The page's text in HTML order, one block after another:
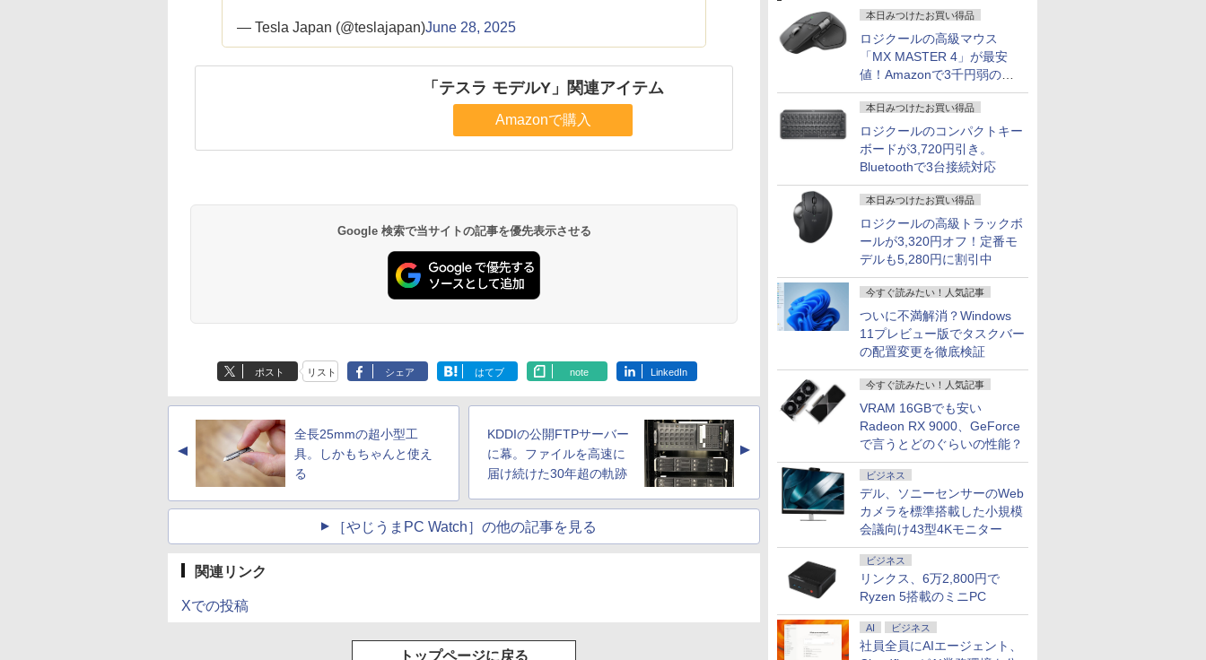
本日みつけたお買い得品
ロジクールの高級マウス
「MX MASTER 4」が最安
値！Amazonで3千円弱の割
引
本日みつけたお買い得品
ロジクールのコンパクトキー
ボードが3,720円引き。
Bluetoothで3台接続対応
本日みつけたお買い得品
ロジクールの高級トラックボ
ールが3,320円オフ！定番モ
デルも5,280円に割引中
今すぐ読みたい！人気記事
ついに不満解消？Windows
11プレビュー版でタスクバー
の配置変更を徹底検証
今すぐ読みたい！人気記事
VRAM 16GBでも安い
Radeon RX 9000、GeForce
で言うとどのぐらいの性能？
ビジネス
デル、ソニーセンサーのWeb
カメラを標準搭載した小規模
会議向け43型4Kモニター
ビジネス
リンクス、6万2,800円で
Ryzen 5搭載のミニPC
AI ビジネス
社員全員にAIエージェント、
— Tesla Japan (@teslajapan)June 28, 2025
「テスラ モデルY」関連アイテム
Amazonで購入
Google 検索で当サイトの記事を優先表示させる
ポスト リスト シェア はてブ note LinkedIn
▲
全長25mmの超小型工
具。しかもちゃんと使え
る
KDDIの公開FTPサーバー
に幕。ファイルを高速に
届け続けた30年超の軌跡
▲
［やじうまPC Watch］の他の記事を見る
関連リンク
Xでの投稿
トップページに戻る